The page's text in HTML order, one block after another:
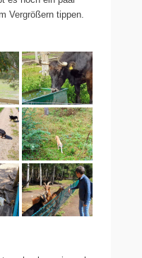
Vergrößern tippen.